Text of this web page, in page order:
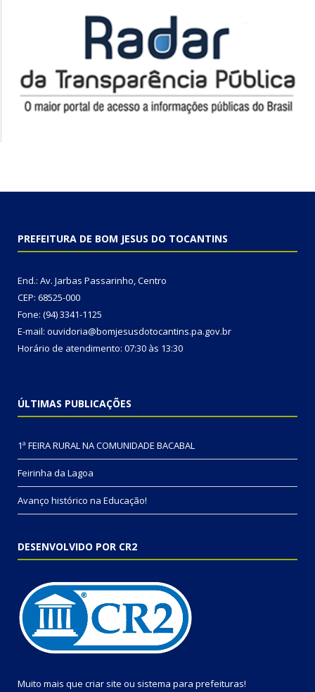
PREFEITURA DE BOM JESUS DO TOCANTINS
End.: Av. Jarbas Passarinho, Centro
CEP: 68525-000
Fone: (94) 3341-1125
E-mail: ouvidoria@bomjesusdotocantins.pa.gov.br
Horário de atendimento: 07:30 às 13:30
ÚLTIMAS PUBLICAÇÕES
1ª FEIRA RURAL NA COMUNIDADE BACABAL
Feirinha da Lagoa
Avanço histórico na Educação!
DESENVOLVIDO POR CR2
Muito mais que criar site ou sistema para prefeituras!